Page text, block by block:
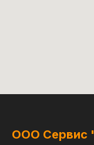
ООО Сервис